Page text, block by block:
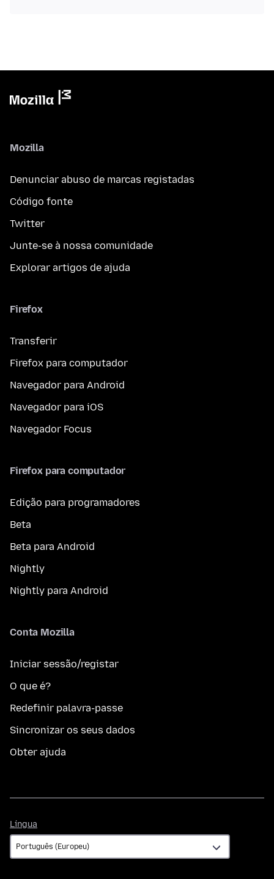
Mozilla
Denunciar abuso de marcas registadas
Código fonte
Twitter
Junte-se à nossa comunidade
Explorar artigos de ajuda
Firefox
Transferir
Firefox para computador
Navegador para Android
Navegador para iOS
Navegador Focus
Firefox para computador
Edição para programadores
Beta
Beta para Android
Nightly
Nightly para Android
Conta Mozilla
Iniciar sessão/registar
O que é?
Redefinir palavra-passe
Sincronizar os seus dados
Obter ajuda
Língua